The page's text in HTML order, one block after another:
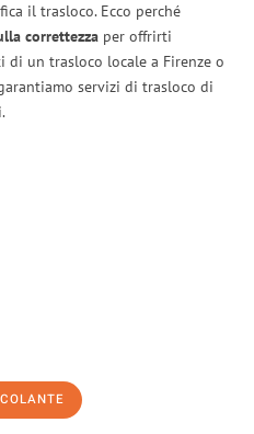
il trasloco. Ecco perché
correttezza per offrirti
di un trasloco locale a Firenze o
servizi di trasloco di